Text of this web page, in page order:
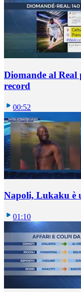
Diomande al
record
00:52
Napoli, Lukaku è
01:10